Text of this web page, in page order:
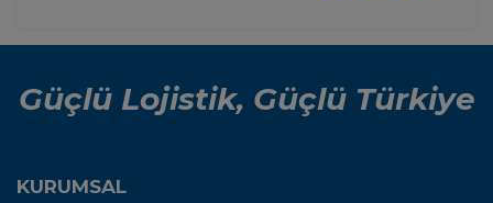
Güçlü Lojistik, Güçlü Türkiye
KURUMSAL